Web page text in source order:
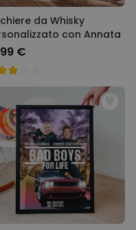
da Whisky
con Annata
€